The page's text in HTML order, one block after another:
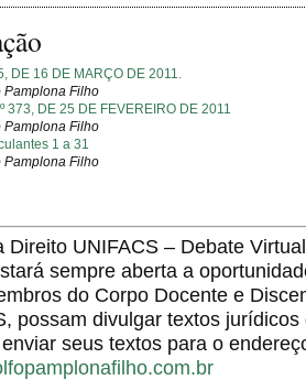
DE 16 DE MARÇO DE 2011.
Pamplona Filho
373, DE 25 DE FEVEREIRO DE 2011
Pamplona Filho
1 a 31
Pamplona Filho
Direito UNIFACS – Debate
sempre aberta a
do Corpo Docente e
possam divulgar textos
seus textos para o